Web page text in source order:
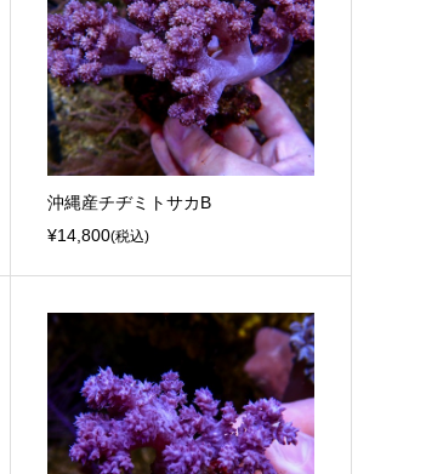
沖縄産チヂミトサカB
¥14,800(税込)